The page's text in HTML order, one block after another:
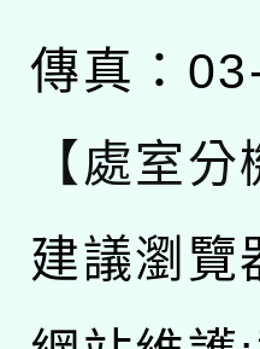
傳真：
【處室分
建議瀏覽